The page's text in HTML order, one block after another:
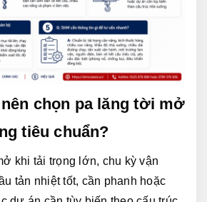
chọn pa lăng tời mở
tiêu chuẩn?
khi tải trọng lớn, chu kỳ vận
tản nhiệt tốt, cần phanh hoặc